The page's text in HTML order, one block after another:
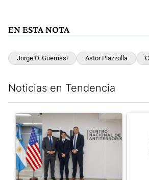
EN ESTA NOTA
Jorge O. Güerrissi Astor Piazzolla
Noticias en Tendencia
Un artículo de tendencia con el títuloUn